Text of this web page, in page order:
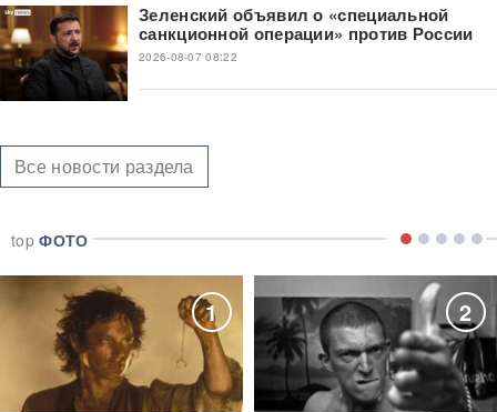
Зеленский объявил о «специальной
санкционной операции» против России
2026-08-07 08:22
Все новости раздела
topФОТО
1 2